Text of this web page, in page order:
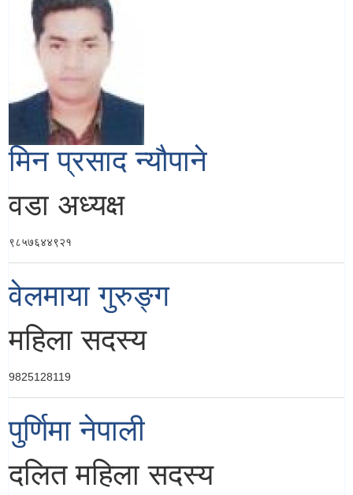
मिन प्रसाद न्यौपाने
वडा अध्यक्ष
९८५७६४४९२१
वेलमाया गुरुङ्ग
महिला सदस्य
9825128119
पुर्णिमा नेपाली
दलित महिला सदस्य